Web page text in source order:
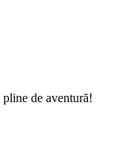
de aventură!